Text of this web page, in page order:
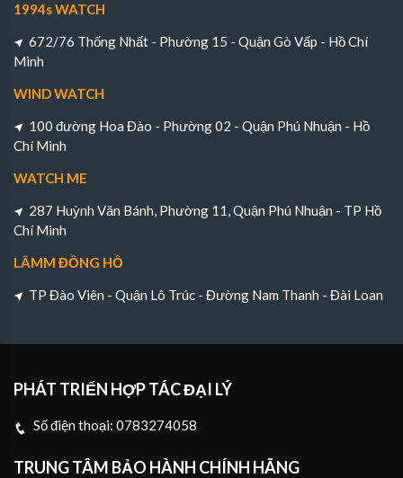
1994s WATCH
672/76 Thống Nhất - Phường 15 - Quận Gò Vấp - Hồ Chí
Minh
WIND WATCH
100 đường Hoa Đào - Phường 02 - Quận Phú Nhuận - Hồ
Chí Minh
WATCH ME
287 Huỳnh Văn Bánh, Phường 11, Quận Phú Nhuận - TP Hồ
Chí Minh
LÂMM ĐỒNG HỒ
TP Đào Viên - Quận Lô Trúc - Đường Nam Thanh - Đài Loan
PHÁT TRIỂN HỢP TÁC ĐẠI LÝ
Số điện thoại: 0783274058
TRUNG TÂM BẢO HÀNH CHÍNH HÃNG